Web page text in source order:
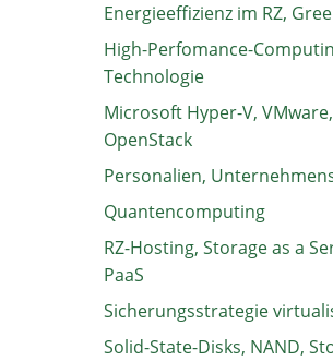
Energieeffizienz im RZ,
High-Perfomance-
Technologie
Microsoft Hyper-V,
OpenStack
Personalien,
Quantencomputing
RZ-Hosting, Storage as a
PaaS
Sicherungsstrategie
Solid-State-Disks, NAND,